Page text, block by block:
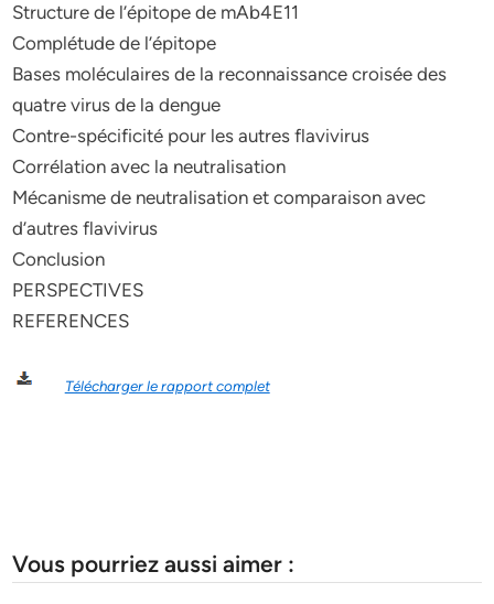
Structure de l’épitope de mAb4E11
Complétude de l’épitope
Bases moléculaires de la reconnaissance croisée des
quatre virus de la dengue
Contre-spécificité pour les autres flavivirus
Corrélation avec la neutralisation
Mécanisme de neutralisation et comparaison avec
d’autres flavivirus
Conclusion
PERSPECTIVES
REFERENCES
Télécharger le rapport complet
Vous pourriez aussi aimer :